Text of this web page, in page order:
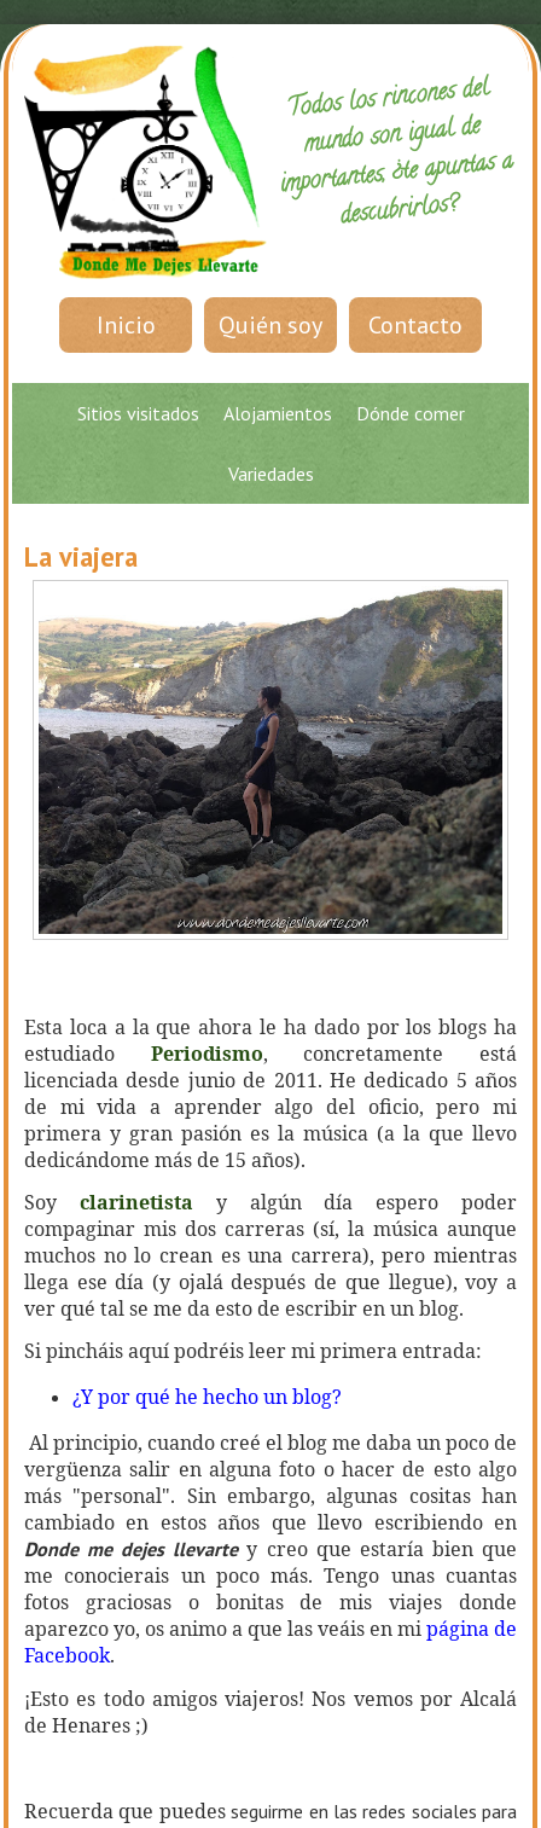
Todos los rincones del
mundo son igual de
importantes, ¿te apuntas a
descubrirlos?
Inicio Quién soy Contacto
Sitios visitados Alojamientos Dónde comer
Variedades
La viajera
Esta loca a la que ahora le ha dado por los blogs ha
estudiado Periodismo, concretamente está
licenciada desde junio de 2011. He dedicado 5 años
de mi vida a aprender algo del oficio, pero mi
primera y gran pasión es la música (a la que llevo
dedicándome más de 15 años).
Soy clarinetista y algún día espero poder
compaginar mis dos carreras (sí, la música aunque
muchos no lo crean es una carrera), pero mientras
llega ese día (y ojalá después de que llegue), voy a
ver qué tal se me da esto de escribir en un blog.
Si pincháis aquí podréis leer mi primera entrada:
¿Y por qué he hecho un blog?
Al principio, cuando creé el blog me daba un poco de
vergüenza salir en alguna foto o hacer de esto algo
más "personal". Sin embargo, algunas cositas han
cambiado en estos años que llevo escribiendo en
Donde me dejes llevartey creo que estaría bien que
me conocierais un poco más. Tengo unas cuantas
fotos graciosas o bonitas de mis viajes donde
aparezco yo, os animo a que las veáis en mipágina de
Facebook.
¡Esto es todo amigos viajeros! Nos vemos por Alcalá
de Henares ;)
Recuerda que puedesseguirme en las redes sociales para